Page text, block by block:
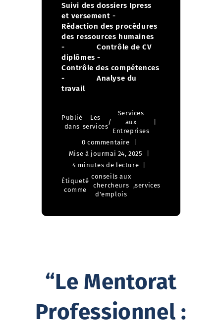
Suivi des dossiers Ipress
et versement -
Rédaction des procédures
des ressources humaines
- Contrôle de CV
diplômes -
Contrôle des compétences
- Analyse du
travail
Publié
dans
Les
services
/
Services
aux
Entreprises
0 commentaire
Mise à jourmai 24, 2025
4 minutes de lecture
Étiqueté
comme
conseils aux
chercheurs
d'emplois
,services
“Le Mentorat
Professionnel :